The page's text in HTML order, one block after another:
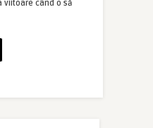
viitoare când o să